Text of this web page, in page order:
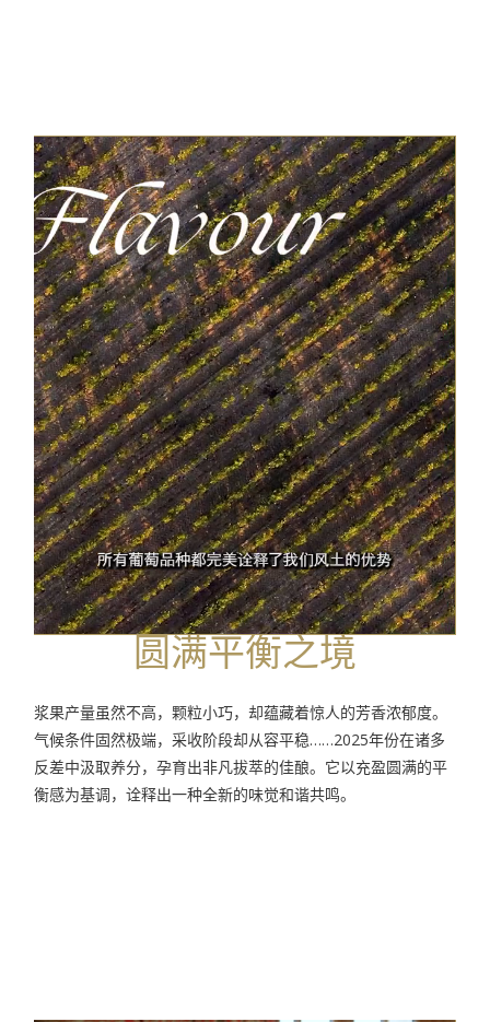
圆满平衡之境
浆果产量虽然不高，颗粒小巧，却蕴藏着惊人的芳香浓郁度。
气候条件固然极端，采收阶段却从容平稳……2025年份在诸多
反差中汲取养分，孕育出非凡拔萃的佳酿。它以充盈圆满的平
衡感为基调，诠释出一种全新的味觉和谐共鸣。